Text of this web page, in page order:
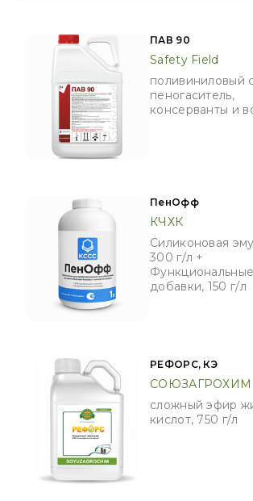
ПАВ 90
Safety Field
поливиниловый
пеногаситель,
консерванты и
ПенОфф
КЧХК
Силиконовая
300 г/л +
Функциональные
добавки, 150 г/л
РЕФОРС, КЭ
СОЮЗАГРОХИМ
сложный эфир
кислот, 750 г/л